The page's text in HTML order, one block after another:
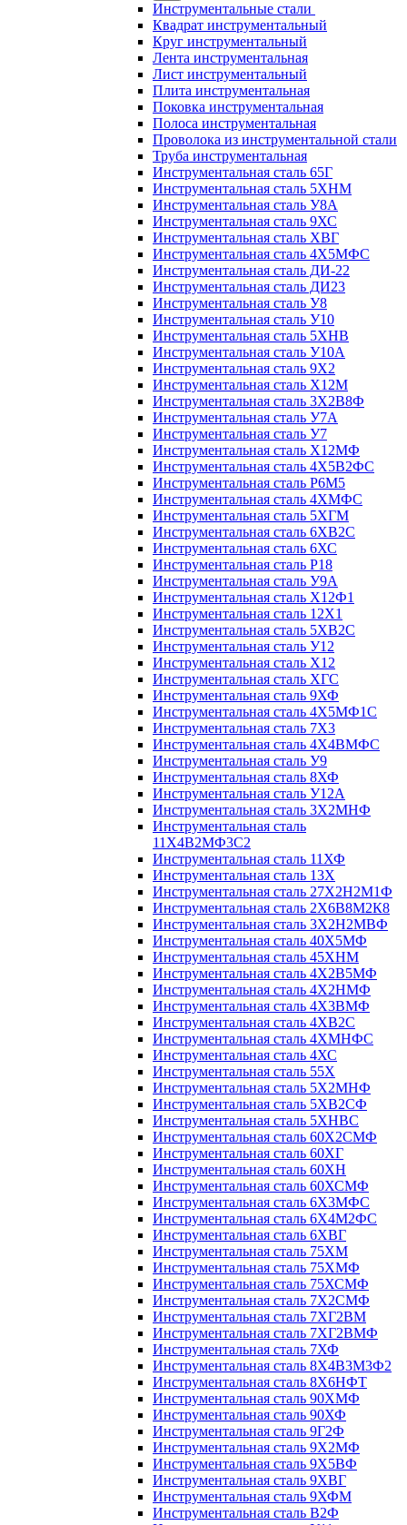
Инструментальные стали
Квадрат инструментальный
Круг инструментальный
Лента инструментальная
Лист инструментальный
Плита инструментальная
Поковка инструментальная
Полоса инструментальная
Проволока из инструментальной стали
Труба инструментальная
Инструментальная сталь 65Г
Инструментальная сталь 5ХНМ
Инструментальная сталь У8А
Инструментальная сталь 9ХС
Инструментальная сталь ХВГ
Инструментальная сталь 4Х5МФС
Инструментальная сталь ДИ-22
Инструментальная сталь ДИ23
Инструментальная сталь У8
Инструментальная сталь У10
Инструментальная сталь 5ХНВ
Инструментальная сталь У10А
Инструментальная сталь 9Х2
Инструментальная сталь Х12М
Инструментальная сталь 3Х2В8Ф
Инструментальная сталь У7А
Инструментальная сталь У7
Инструментальная сталь Х12МФ
Инструментальная сталь 4Х5В2ФС
Инструментальная сталь Р6М5
Инструментальная сталь 4ХМФС
Инструментальная сталь 5ХГМ
Инструментальная сталь 6ХВ2С
Инструментальная сталь 6ХС
Инструментальная сталь Р18
Инструментальная сталь У9А
Инструментальная сталь Х12Ф1
Инструментальная сталь 12Х1
Инструментальная сталь 5ХВ2С
Инструментальная сталь У12
Инструментальная сталь Х12
Инструментальная сталь ХГС
Инструментальная сталь 9ХФ
Инструментальная сталь 4Х5МФ1С
Инструментальная сталь 7Х3
Инструментальная сталь 4Х4ВМФС
Инструментальная сталь У9
Инструментальная сталь 8ХФ
Инструментальная сталь У12А
Инструментальная сталь 3Х2МНФ
Инструментальная сталь
11Х4В2МФ3С2
Инструментальная сталь 11ХФ
Инструментальная сталь 13Х
Инструментальная сталь 27Х2Н2М1Ф
Инструментальная сталь 2Х6В8М2К8
Инструментальная сталь 3Х2Н2МВФ
Инструментальная сталь 40Х5МФ
Инструментальная сталь 45ХНМ
Инструментальная сталь 4Х2В5МФ
Инструментальная сталь 4Х2НМФ
Инструментальная сталь 4Х3ВМФ
Инструментальная сталь 4ХВ2С
Инструментальная сталь 4ХМНФС
Инструментальная сталь 4ХС
Инструментальная сталь 55Х
Инструментальная сталь 5Х2МНФ
Инструментальная сталь 5ХВ2СФ
Инструментальная сталь 5ХНВС
Инструментальная сталь 60Х2СМФ
Инструментальная сталь 60ХГ
Инструментальная сталь 60ХН
Инструментальная сталь 60ХСМФ
Инструментальная сталь 6Х3МФС
Инструментальная сталь 6Х4М2ФС
Инструментальная сталь 6ХВГ
Инструментальная сталь 75ХМ
Инструментальная сталь 75ХМФ
Инструментальная сталь 75ХСМФ
Инструментальная сталь 7Х2СМФ
Инструментальная сталь 7ХГ2ВМ
Инструментальная сталь 7ХГ2ВМФ
Инструментальная сталь 7ХФ
Инструментальная сталь 8Х4В3М3Ф2
Инструментальная сталь 8Х6НФТ
Инструментальная сталь 90ХМФ
Инструментальная сталь 90ХФ
Инструментальная сталь 9Г2Ф
Инструментальная сталь 9Х2МФ
Инструментальная сталь 9Х5ВФ
Инструментальная сталь 9ХВГ
Инструментальная сталь 9ХФМ
Инструментальная сталь В2Ф